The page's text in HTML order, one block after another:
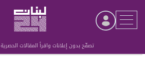
تصفّح بدون إعلانات واقرأ المقالات الحصرية
Advertisement